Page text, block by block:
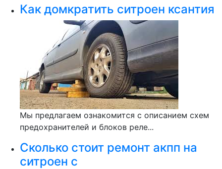
Как домкратить ситроен ксантия
Мы предлагаем ознакомится с описанием схем
предохранителей и блоков реле...
Сколько стоит ремонт акпп на
ситроен с